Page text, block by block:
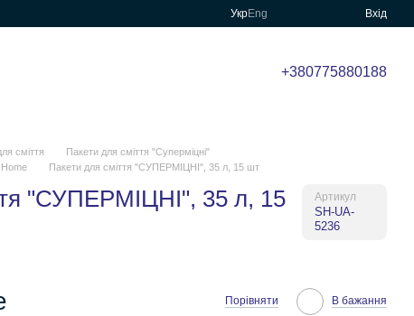
УкрEng Вхід
+380775880188
сміття
Пакети для сміття "Суперміцні"
Home
Пакети для сміття "СУПЕРМІЦНІ", 35 л, 15 шт
"СУПЕРМІЦНІ", 35 л, 15
Артикул
SH-UA-
5236
Порівняти В бажання